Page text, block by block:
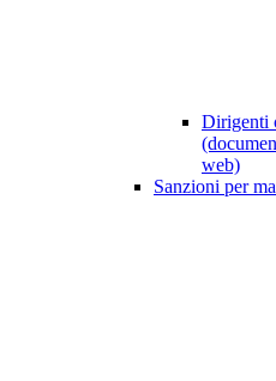
Dirigenti
web)
Sanzioni per